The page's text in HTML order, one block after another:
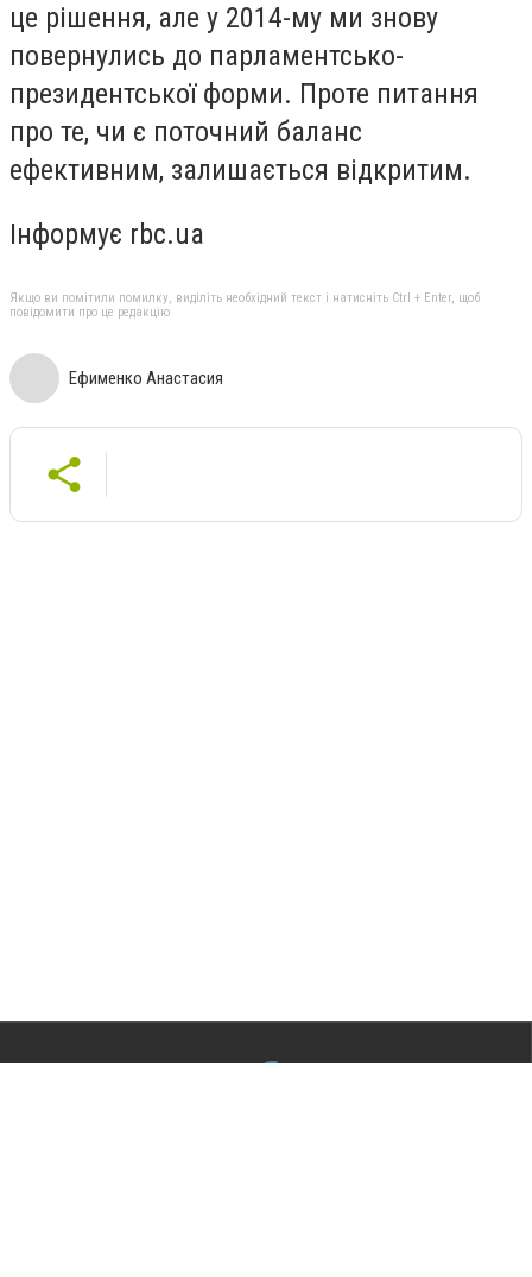
це рішення, але у 2014-му ми знову
повернулись до парламентсько-
президентської форми. Проте питання
про те, чи є поточний баланс
ефективним, залишається відкритим.
Інформує rbc.ua
Якщо ви помітили помилку, виділіть необхідний текст і натисніть Ctrl + Enter, щоб
повідомити про це редакцію
Ефименко Анастасия